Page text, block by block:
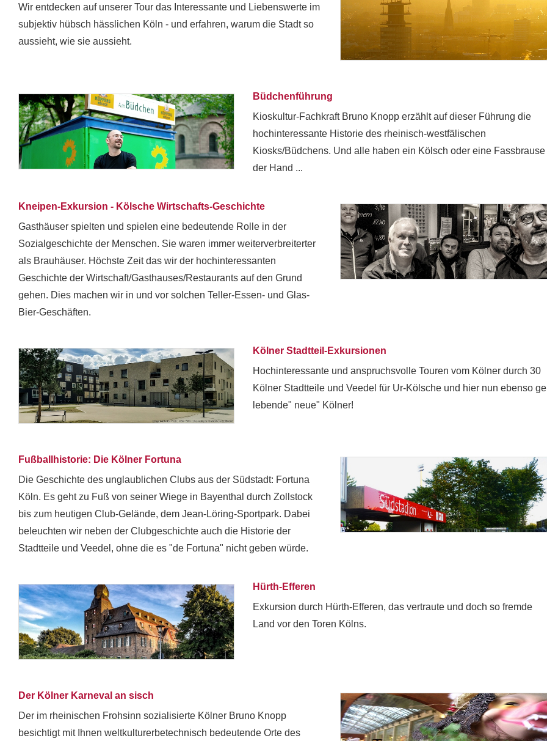
Wir entdecken auf unserer Tour das Interessante und Liebenswerte im
subjektiv hübsch hässlichen Köln - und erfahren, warum die Stadt so
aussieht, wie sie aussieht.
Büdchenführung
Kioskultur-Fachkraft Bruno Knopp erzählt auf dieser Führung die
hochinteressante Historie des rheinisch-westfälischen
Kiosks/Büdchens. Und alle haben ein Kölsch oder eine
der Hand ...
Kneipen-Exkursion - Kölsche Wirtschafts-Geschichte
Gasthäuser spielten und spielen eine bedeutende Rolle in der
Sozialgeschichte der Menschen. Sie waren immer weiterverbreiterter
als Brauhäuser. Höchste Zeit das wir der hochinteressanten
Geschichte der Wirtschaft/Gasthauses/Restaurants auf den Grund
gehen. Dies machen wir in und vor solchen Teller-Essen- und Glas-
Bier-Geschäften.
Kölner Stadtteil-Exkursionen
Hochinteressante und anspruchsvolle Touren vom Kölner durch 30
Kölner Stadtteile und Veedel für Ur-Kölsche und hier nun ebenso
lebende" neue" Kölner!
Fußballhistorie: Die Kölner Fortuna
Die Geschichte des unglaublichen Clubs aus der Südstadt: Fortuna
Köln. Es geht zu Fuß von seiner Wiege in Bayenthal durch Zollstock
bis zum heutigen Club-Gelände, dem Jean-Löring-Sportpark. Dabei
beleuchten wir neben der Clubgeschichte auch die Historie der
Stadtteile und Veedel, ohne die es "de Fortuna" nicht geben würde.
Hürth-Efferen
Exkursion durch Hürth-Efferen, das vertraute und doch so fremde
Land vor den Toren Kölns.
Der Kölner Karneval an sisch
Der im rheinischen Frohsinn sozialisierte Kölner Bruno Knopp
besichtigt mit Ihnen weltkulturerbetechnisch bedeutende Orte des